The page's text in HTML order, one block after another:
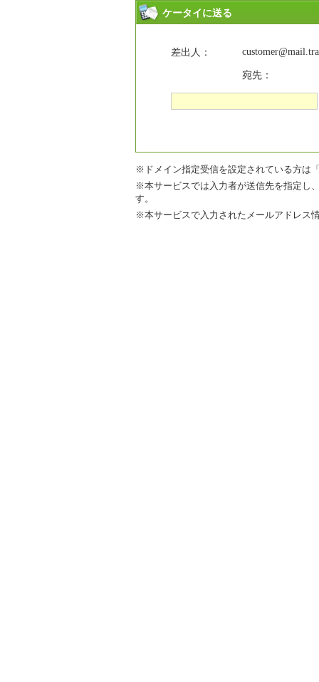
ケータイに送る
差出人：
宛先：
※ドメイン指定受信を設定されている方は
※本サービスでは入力者が送信先を指定し
す。
※本サービスで入力されたメールアドレス